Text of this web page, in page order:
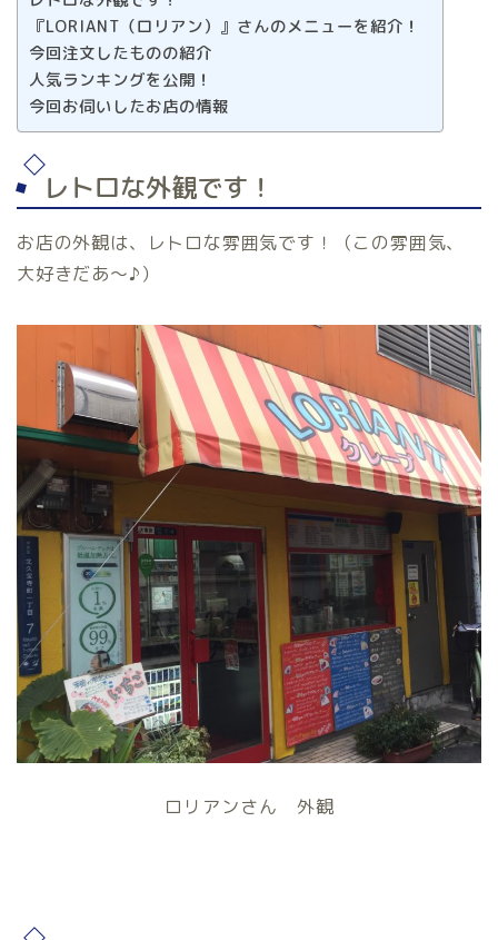
『LORIANT（ロリアン）』さんのメニューを紹介！
今回注文したものの紹介
人気ランキングを公開！
今回お伺いしたお店の情報
レトロな外観です！
お店の外観は、レトロな雰囲気です！（この雰囲気、
大好きだあ～♪）
ロリアンさん 外観